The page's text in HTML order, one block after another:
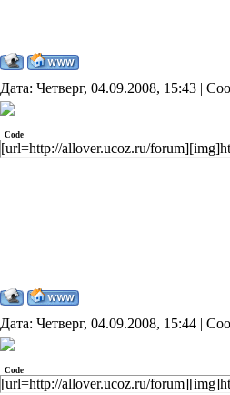
Дата: Четверг, 04.09.2008, 15:43 |
Code
[url=http://allover.ucoz.ru/
Дата: Четверг, 04.09.2008, 15:44 |
Code
[url=http://allover.ucoz.ru/